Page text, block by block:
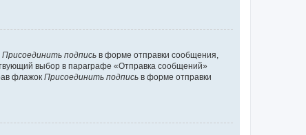
Присоединить подпись в форме отправки сообщения,
выбор в параграфе «Отправка сообщений»
флажок Присоединить подпись в форме отправки